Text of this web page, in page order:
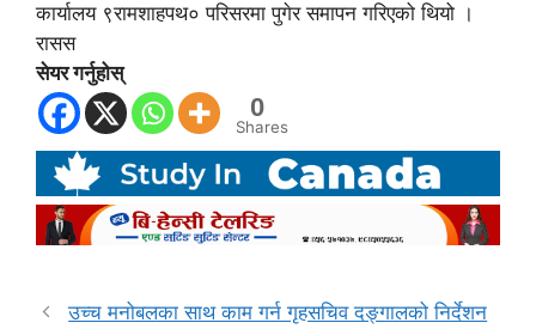
कार्यालय ९रामशाहपथ० परिसरमा पुगेर समापन गरिएको थियो ।
रासस
सेयर गर्नुहोस्
0
Shares
उच्च मनोबलका साथ काम गर्न गृहसचिव दङ्गालको निर्देशन